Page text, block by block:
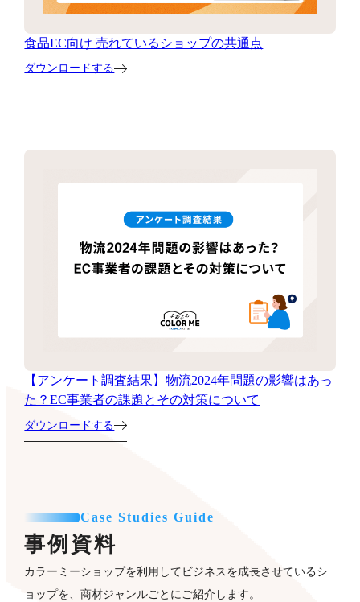
食品EC向け 売れているショップの共通点
ダウンロードする
【アンケート調査結果】物流2024年問題の影響はあっ
た？EC事業者の課題とその対策について
ダウンロードする
Case Studies Guide
事例資料
カラーミーショップを利用してビジネスを成長させているシ
ョップを、商材ジャンルごとにご紹介します。